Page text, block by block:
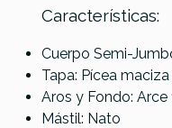
Características:
Cuerpo Semi-
Tapa: Pícea maciza
Aros y Fondo:
Mástil: Nato